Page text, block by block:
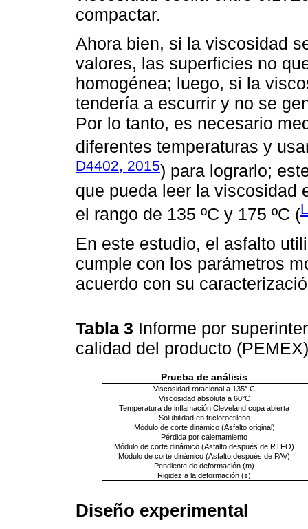
compactar.
Ahora bien, si la viscosidad
valores, las superficies no
homogénea; luego, si la
tendería a escurrir y no se
Por lo tanto, es necesario
diferentes temperaturas y
D4402, 2015) para lograrlo;
que pueda leer la viscosidad
el rango de 135 ºC y 175 ºC (
En este estudio, el asfalto
cumple con los parámetros
acuerdo con su
Tabla 3 Informe por
calidad del producto
Prueba de análisis
Viscosidad rotacional a 135° C
Viscosidad absoluta a 60°C
Temperatura de inflamación Cleveland copa abierta
Solubilidad en tricloroetileno
Módulo de corte dinámico (Asfalto original)
Pérdida por calentamiento
Módulo de corte dinámico (Asfalto después de RTFO)
Módulo de corte dinámico (Asfalto después de PAV)
Pendiente de deformación (m)
Rigidez a la deformación (s)
Diseño experimental